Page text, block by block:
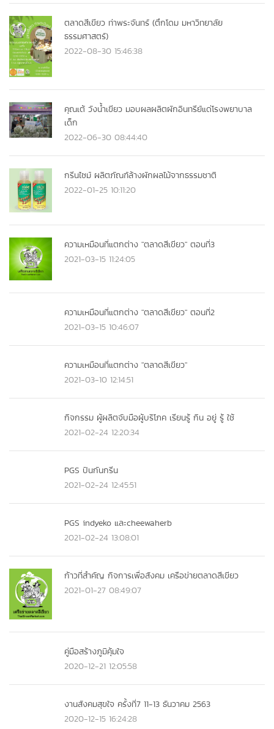
ตลาดสีเขียว ท่าพระจันทร์ (ตึกโดม มหาวิทยาลัย
ธรรมศาสตร์)
2022-08-30 15:46:38
คุณเต้ วังน้ำเขียว มอบผลผลิตผักอินทรีย์แด่โรงพยาบาล
เด็ก
2022-06-30 08:44:40
กรีนไซม์ ผลิตภัณฑ์ล้างผักผลไม้จากธรรมชาติ
2022-01-25 10:11:20
ความเหมือนที่แตกต่าง "ตลาดสีเขียว" ตอนที่3
2021-03-15 11:24:05
ความเหมือนที่แตกต่าง "ตลาดสีเขียว" ตอนที่2
2021-03-15 10:46:07
ความเหมือนที่แตกต่าง "ตลาดสีเขียว"
2021-03-10 12:14:51
กิจกรรม ผู้ผลิตจับมือผู้บริโภค เรียนรู้ กิน อยู่ รู้ ใช้
2021-02-24 12:20:34
PGS ปันกันกรีน
2021-02-24 12:45:51
PGS indyeko และcheewaherb
2021-02-24 13:08:01
ก้าวที่สำคัญ กิจการเพื่อสังคม เครือข่ายตลาดสีเขียว
2021-01-27 08:49:07
คู่มือสร้างภูมิคุ้มใจ
2020-12-21 12:05:58
งานสังคมสุขใจ ครั้งที่7 11-13 ธันวาคม 2563
2020-12-15 16:24:28